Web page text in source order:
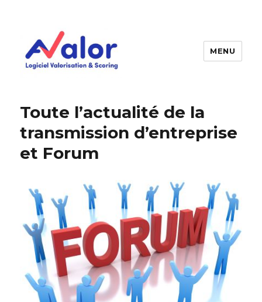
et fonds de commerce
MENU
Toute l’actualité de la
transmission d’entreprise
et Forum